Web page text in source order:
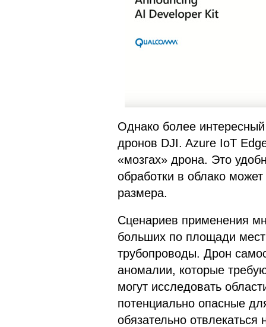
Однако более
дронов DJI. Azure IoT
«мозгах» дрона. Это
обработки в облако
размера.
Сценариев применения
больших по площади
трубопроводы. Дрон
аномалии, которые
могут исследовать
потенциально опасные
обязательно